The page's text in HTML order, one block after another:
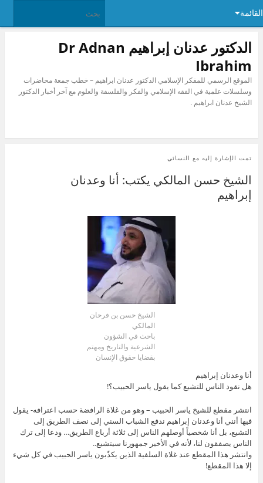
القائمة
الدكتور عدنان إبراهيم Dr Adnan
Ibrahim
الموقع الرسمي للمفكر الإسلامي الدكتور عدنان ابراهيم – خطب جمعة محاضرات
وسلسلات علمية في الفقه الإسلامي والفكر والفلسفة والعلوم مع آخر أخبار الدكتور
الشيخ عدنان ابراهيم .
تمت الإشارة إليه مع النسائي
الشيخ حسن المالكي يكتب: أنا وعدنان
إبراهيم
الشيخ حسن بن فرحان
المالكي
باحث في الشؤون
الشرعية والتاريخ ومهتم
بقضايا حقوق الإنسان
أنا وعدنان إبراهيم
هل نقود الناس للتشيع كما يقول ياسر الحبيب؟!
انتشر مقطع للشيخ ياسر الحبيب – وهو من غلاة الرافضة حسب اعترافه- يقول
فيها أنني أنا وعدنان إبراهيم ندفع الشباب السني إلى نصف الطريق إلى
التشيع، بل أنا شخصياً أوصلهم الناس إلى ثلاثة أرباع الطريق… ودعا إلى ترك
الناس يصفقون لنا، لأنه في الأخير جمهورنا سيتشيع..
وانتشر هذا المقطع عند غلاة السلفية الذين يكذّبون ياسر الحبيب في كل شيء
إلا هذا المقطع!